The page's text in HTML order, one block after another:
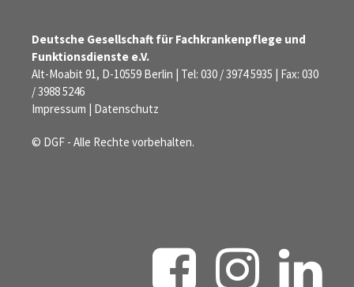
Deutsche Gesellschaft für Fachkrankenpflege und
Funktionsdienste e.V.
Alt-Moabit 91, D-10559 Berlin | Tel: 030 / 3974 5935 | Fax: 030
/ 3988 5246
Impressum | Datenschutz
© DGF - Alle Rechte vorbehalten.